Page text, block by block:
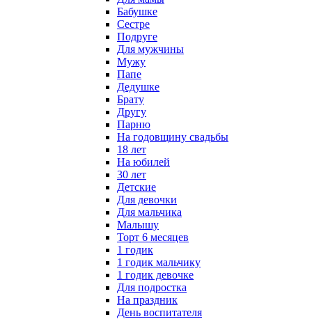
Бабушке
Сестре
Подруге
Для мужчины
Мужу
Папе
Дедушке
Брату
Другу
Парню
На годовщину свадьбы
18 лет
На юбилей
30 лет
Детские
Для девочки
Для мальчика
Малышу
Торт 6 месяцев
1 годик
1 годик мальчику
1 годик девочке
Для подростка
На праздник
День воспитателя